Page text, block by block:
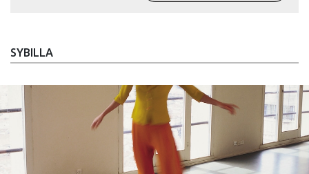
SYBILLA